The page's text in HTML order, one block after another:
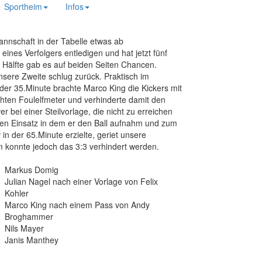
Sportheim Infos
in der Tabelle etwas ab
Verfolgers entledigen und hat jetzt fünf
gab es auf beiden Seiten Chancen.
Zweite schlug zurück. Praktisch im
35.Minute brachte Marco King die Kickers mit
Foulelfmeter und verhinderte damit den
bei einer Steilvorlage, die nicht zu erreichen
Einsatz in dem er den Ball aufnahm und zum
der 65.Minute erzielte, geriet unsere
jedoch das 3:3 verhindert werden.
Markus Domig
Julian Nagel nach einer Vorlage von Felix
Kohler
Marco King nach einem Pass von Andy
Broghammer
Nils Mayer
Janis Manthey